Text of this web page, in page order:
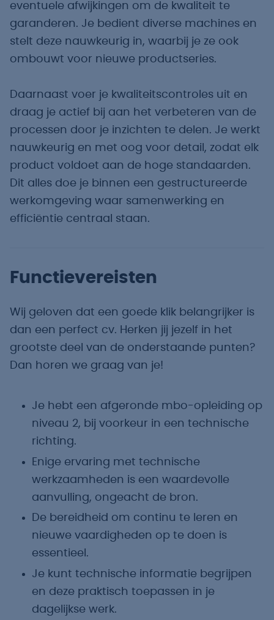
eventuele afwijkingen om de kwaliteit te
garanderen. Je bedient diverse machines en
stelt deze nauwkeurig in, waarbij je ze ook
ombouwt voor nieuwe productseries.
Daarnaast voer je kwaliteitscontroles uit en
draag je actief bij aan het verbeteren van de
processen door je inzichten te delen. Je werkt
nauwkeurig en met oog voor detail, zodat elk
product voldoet aan de hoge standaarden.
Dit alles doe je binnen een gestructureerde
werkomgeving waar samenwerking en
efficiëntie centraal staan.
Functievereisten
Wij geloven dat een goede klik belangrijker is
dan een perfect cv. Herken jij jezelf in het
grootste deel van de onderstaande punten?
Dan horen we graag van je!
Je hebt een afgeronde mbo-opleiding op
niveau 2, bij voorkeur in een technische
richting.
Enige ervaring met technische
werkzaamheden is een waardevolle
aanvulling, ongeacht de bron.
De bereidheid om continu te leren en
nieuwe vaardigheden op te doen is
essentieel.
Je kunt technische informatie begrijpen
en deze praktisch toepassen in je
dagelijkse werk.